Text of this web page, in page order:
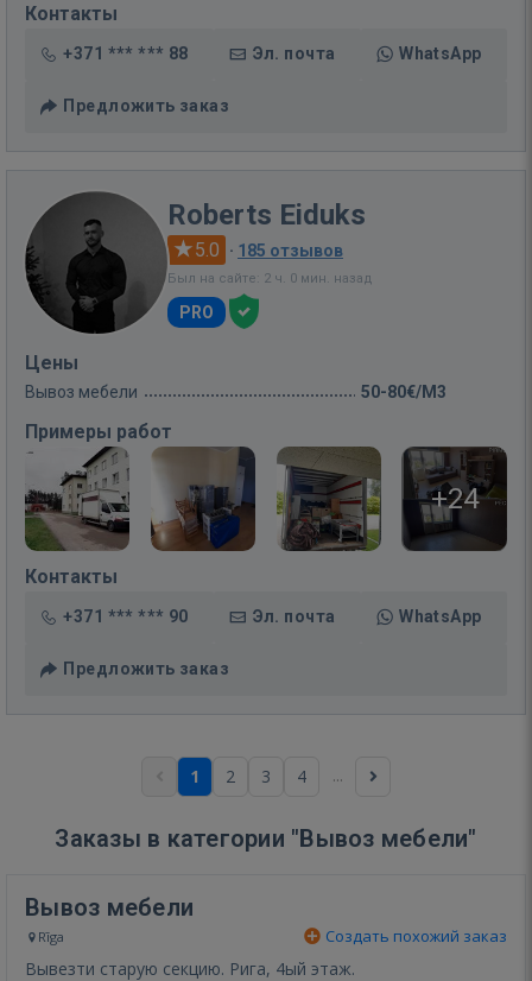
Контакты
+371 *** *** 88 Эл. почта WhatsApp
Предложить заказ
Roberts Eiduks
5.0 · 185 отзывов
Был на сайте: 2 ч. 0 мин. назад
PRO
Цены
Вывоз мебели 50-80€/M3
Примеры работ
+24
Контакты
+371 *** *** 90 Эл. почта WhatsApp
Предложить заказ
1 2 3 4 ...
Заказы в категории "Вывоз мебели"
Вывоз мебели
Rīga Создать похожий заказ
Вывезти старую секцию. Рига, 4ый этаж.